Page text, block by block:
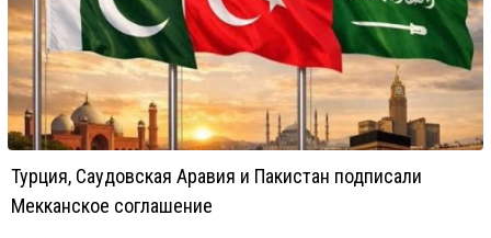
Турция, Саудовская Аравия и Пакистан подписали
Мекканское соглашение